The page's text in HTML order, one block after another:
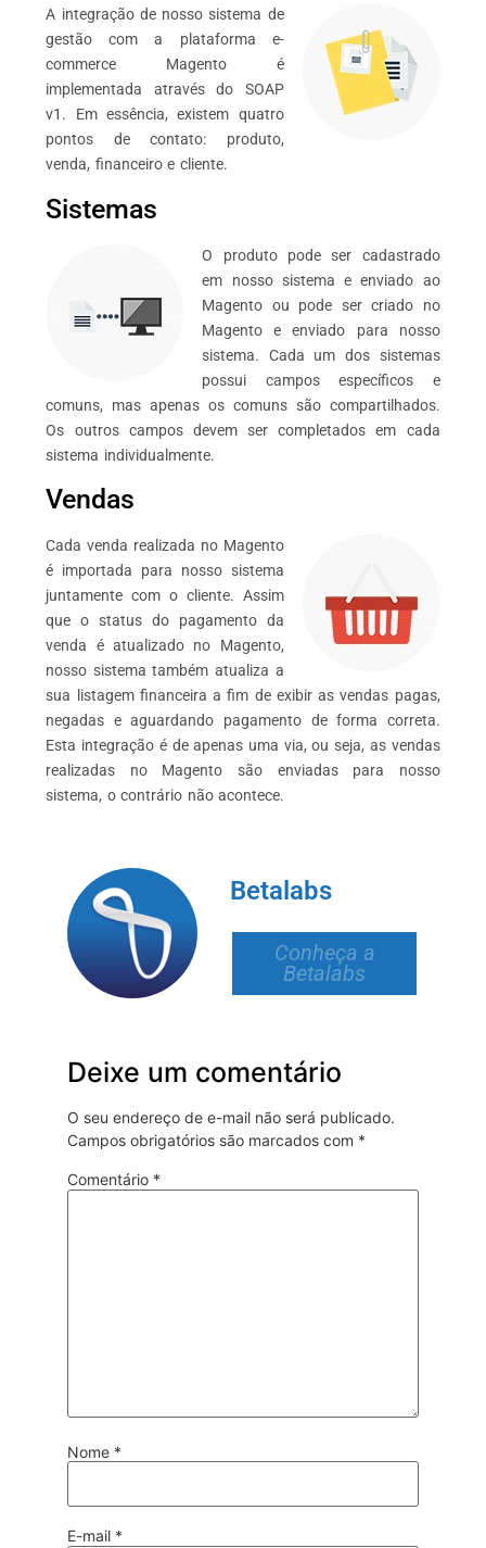
A integração de nosso sistema de
gestão com a plataforma e-
commerce Magento é
implementada através do SOAP
v1. Em essência, existem quatro
pontos de contato: produto,
venda, financeiro e cliente.
Sistemas
O produto pode ser cadastrado
em nosso sistema e enviado ao
Magento ou pode ser criado no
Magento e enviado para nosso
sistema. Cada um dos sistemas
possui campos específicos e
comuns, mas apenas os comuns são compartilhados.
Os outros campos devem ser completados em cada
sistema individualmente.
Vendas
Cada venda realizada no Magento
é importada para nosso sistema
juntamente com o cliente. Assim
que o status do pagamento da
venda é atualizado no Magento,
nosso sistema também atualiza a
sua listagem financeira a fim de exibir as vendas pagas,
negadas e aguardando pagamento de forma correta.
Esta integração é de apenas uma via, ou seja, as vendas
realizadas no Magento são enviadas para nosso
sistema, o contrário não acontece.
Betalabs
Conheça a
Betalabs
Deixe um comentário
O seu endereço de e-mail não será publicado.
Campos obrigatórios são marcados com *
Comentário *
Nome *
E-mail *